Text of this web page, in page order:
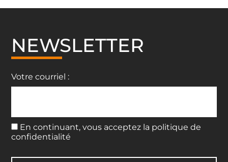
NEWSLETTER
Votre courriel :
En continuant, vous acceptez la politique de
confidentialité